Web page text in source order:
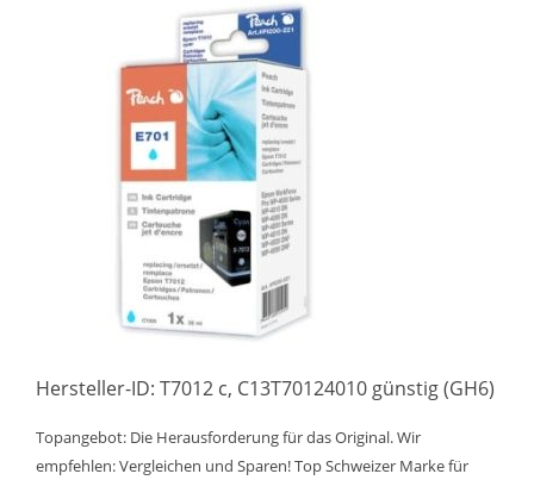
Hersteller-ID: T7012 c, C13T70124010 günstig (GH6)
Topangebot: Die Herausforderung für das Original. Wir
empfehlen: Vergleichen und Sparen! Top Schweizer Marke für